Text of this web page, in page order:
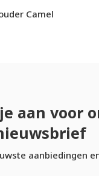
Camel
aan voor
aanbiedingen